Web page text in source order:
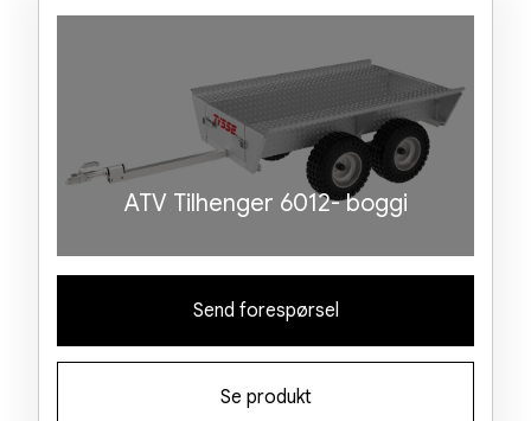
ATV Tilhenger 6012- boggi
Send forespørsel
Se produkt